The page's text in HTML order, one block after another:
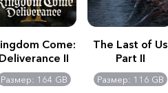
Come:
Deliverance II
Размер: 164 GB
The Last of Us
Part II
Remastered
Размер: 116 GB